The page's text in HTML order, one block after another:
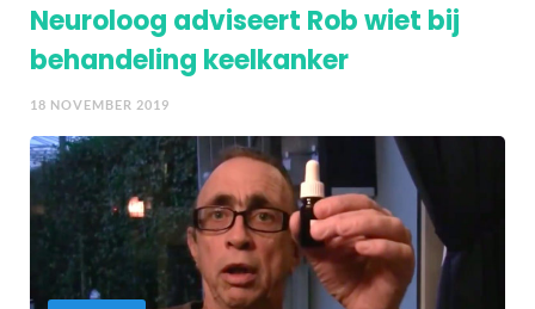
Neuroloog adviseert Rob wiet bij
behandeling keelkanker
18 NOVEMBER 2019